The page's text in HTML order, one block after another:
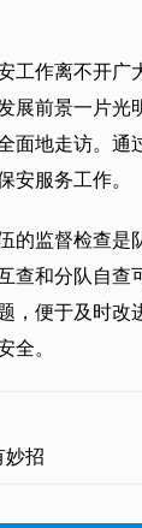
工作离不开
展前景一片
面地走访。
安服务工作。
的监督检查
查和分队自
，便于及时
全。
妙招